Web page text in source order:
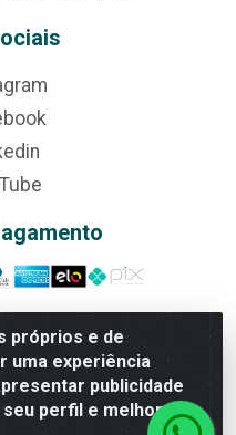
próprios e de
uma experiência
publicidade
perfil e melhorar a
nº 3860, Jardim das
GO - CEP 75070-415 -
0002-24